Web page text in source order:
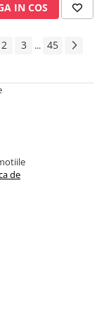
IN COS
2 3 ... 45
de